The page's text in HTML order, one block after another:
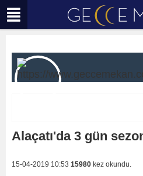
Alaçatı'da 3 gün
15-04-2019 10:53 15980 kez okundu.